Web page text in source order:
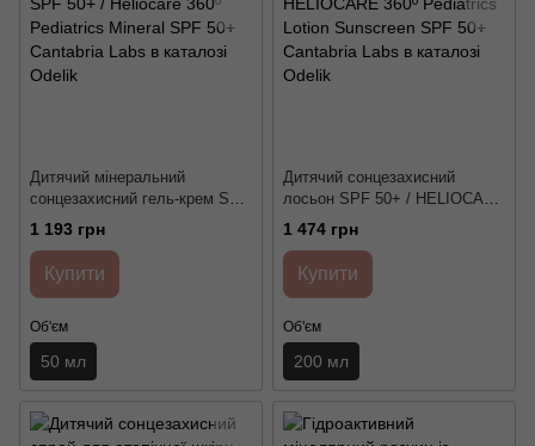
Дитячий мінеральний
сонцезахисний гель-крем SPF
50+ / Heliocare 360º Pediatrics
Mineral SPF 50+ Cantabria
Labs
1 193 грн
Купити
Об'єм
50 мл
Дитячий сонцезахисний
лосьон SPF 50+ / HELIOCARE
360º Pediatrics Lotion
Sunscreen SPF 50+ Cantabria
Labs
1 474 грн
Купити
Об'єм
200 мл